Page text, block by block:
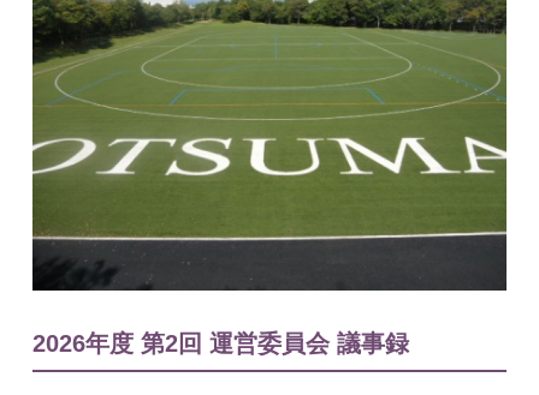
2026年度 第2回 運営委員会 議事録